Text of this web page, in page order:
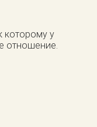
которому у
отношение.